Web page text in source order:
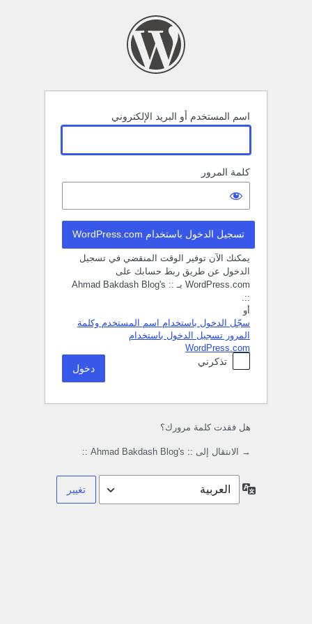
اسم المستخدم أو البريد الإلكتروني
كلمة المرور
تسجيل الدخول باستخدام WordPress.com
يمكنك الآن توفير الوقت المنقضي في تسجيل
الدخول عن طريق ربط حسابك على
WordPress.com بـ :: Ahmad Bakdash Blog's
::.
أو
سجّل الدخول باستخدام اسم المستخدم وكلمة
المرور تسجيل الدخول باستخدام
WordPress.com
تذكرني
هل فقدت كلمة مرورك؟
→ الانتقال إلى :: Ahmad Bakdash Blog's ::
اللغة